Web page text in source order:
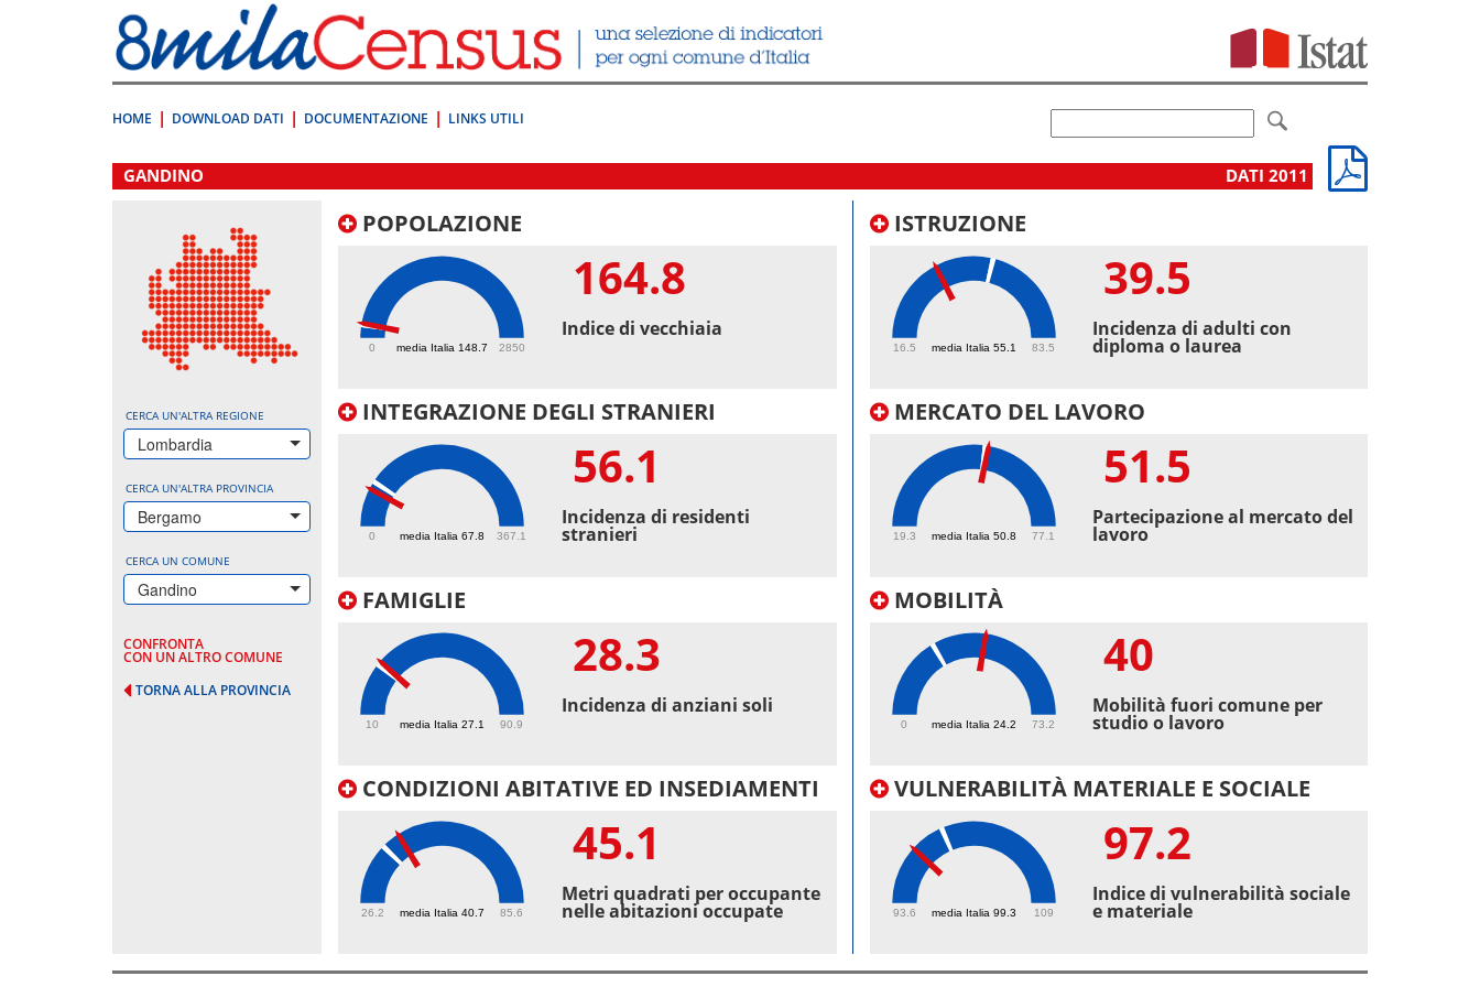
direttamente
a:
Contenuto
HOME DOWNLOAD DATI DOCUMENTAZIONE LINKS UTILI
.
GANDINO DATI 2011
CERCA UN'ALTRA REGIONE
Lombardia
CERCA UN'ALTRA PROVINCIA
Bergamo
CERCA UN COMUNE
Gandino
CONFRONTA
CON UN ALTRO COMUNE
TORNA ALLA PROVINCIA
POPOLAZIONE
media Italia 148.7
0 2850
164.8
Indice di vecchiaia
INTEGRAZIONE DEGLI STRANIERI
media Italia 67.8
0 367.1
56.1
Incidenza di residenti
stranieri
FAMIGLIE
media Italia 27.1
10 90.9
28.3
Incidenza di anziani soli
CONDIZIONI ABITATIVE ED INSEDIAMENTI
media Italia 40.7
26.2 85.6
45.1
Metri quadrati per occupante
nelle abitazioni occupate
ISTRUZIONE
media Italia 55.1
16.5 83.5
39.5
Incidenza di adulti con
diploma o laurea
MERCATO DEL LAVORO
media Italia 50.8
19.3 77.1
51.5
Partecipazione al mercato del
lavoro
MOBILITÀ
media Italia 24.2
0 73.2
40
Mobilità fuori comune per
studio o lavoro
VULNERABILITÀ MATERIALE E SOCIALE
media Italia 99.3
93.6 109
97.2
Indice di vulnerabilità sociale
e materiale